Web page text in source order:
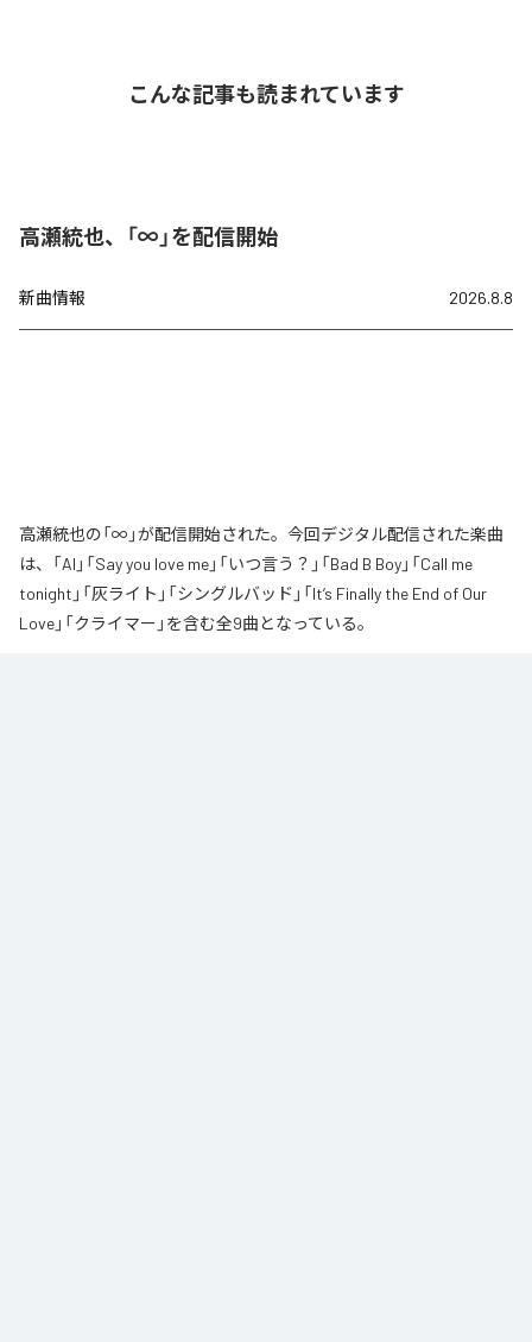
こんな記事も読まれています
高瀬統也、「∞」を配信開始
新曲情報 2026.8.8
高瀬統也の「∞」が配信開始された。今回デジタル配信された楽曲
は、「AI」「Say you love me」「いつ言う？」「Bad B Boy」「Call me
tonight」「灰ライト」「シングルバッド」「It’s Finally the End of Our
Love」「クライマー」を含む全9曲となっている。